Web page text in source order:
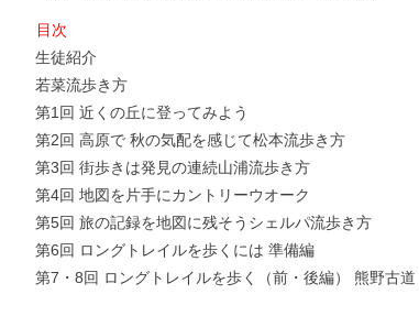
目次
生徒紹介
若菜流歩き方
第1回 近くの丘に登ってみよう
第2回 高原で 秋の気配を感じて松本流歩き方
第3回 街歩きは発見の連続山浦流歩き方
第4回 地図を片手にカントリーウオーク
第5回 旅の記録を地図に残そうシェルパ流歩き方
第6回 ロングトレイルを歩くには 準備編
第7・8回 ロングトレイルを歩く（前・後編） 熊野古道